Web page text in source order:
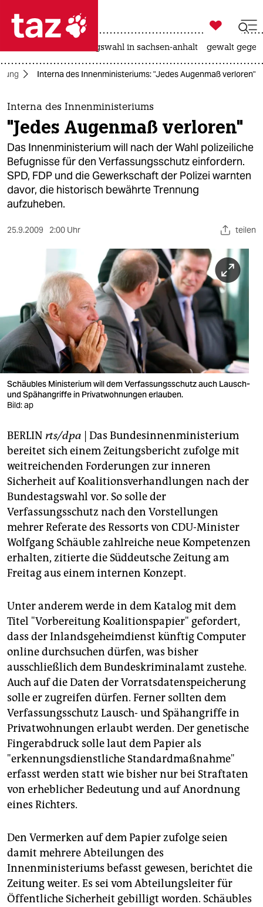
 taz zahl ich
taz zahl ich
themen
politik
öko
gesellschaft
kultur
wahrheit
verlag
verlag
veranstaltungen
fragen & hilfe
unterstützen
abo
genossenschaft
epaper login

taz zahl ich
landtagswahl in sachsen-anhalt gewalt
Interna des Innenministeriums: "Jedes Augenmaß verloren"
Interna des Innenministeriums
"Jedes Augenmaß verloren"
Das Innenministerium will nach der Wahl polizeiliche
Befugnisse für den Verfassungsschutz einfordern.
SPD, FDP und die Gewerkschaft der Polizei warnten
davor, die historisch bewährte Trennung
aufzuheben.
25.9.2009 2:00 Uhr teilen
Schäubles Ministerium will dem Verfassungsschutz auch Lausch-
und Spähangriffe in Privatwohnungen erlauben.
Bild: ap
BERLIN rts/dpa | Das Bundesinnenministerium
bereitet sich einem Zeitungsbericht zufolge mit
weitreichenden Forderungen zur inneren
Sicherheit auf Koalitionsverhandlungen nach der
Bundestagswahl vor. So solle der
Verfassungsschutz nach den Vorstellungen
mehrer Referate des Ressorts von CDU-Minister
Wolfgang Schäuble zahlreiche neue Kompetenzen
erhalten, zitierte die Süddeutsche Zeitung am
Freitag aus einem internen Konzept.
Unter anderem werde in dem Katalog mit dem
Titel "Vorbereitung Koalitionspapier" gefordert,
dass der Inlandsgeheimdienst künftig Computer
online durchsuchen dürfen, was bisher
ausschließlich dem Bundeskriminalamt zustehe.
Auch auf die Daten der Vorratsdatenspeicherung
solle er zugreifen dürfen. Ferner sollten dem
Verfassungsschutz Lausch- und Spähangriffe in
Privatwohnungen erlaubt werden. Der genetische
Fingerabdruck solle laut dem Papier als
"erkennungsdienstliche Standardmaßnahme"
erfasst werden statt wie bisher nur bei Straftaten
von erheblicher Bedeutung und auf Anordnung
eines Richters.
Den Vermerken auf dem Papier zufolge seien
damit mehrere Abteilungen des
Innenministeriums befasst gewesen, berichtet die
Zeitung weiter. Es sei vom Abteilungsleiter für
Öffentliche Sicherheit gebilligt worden. Schäubles